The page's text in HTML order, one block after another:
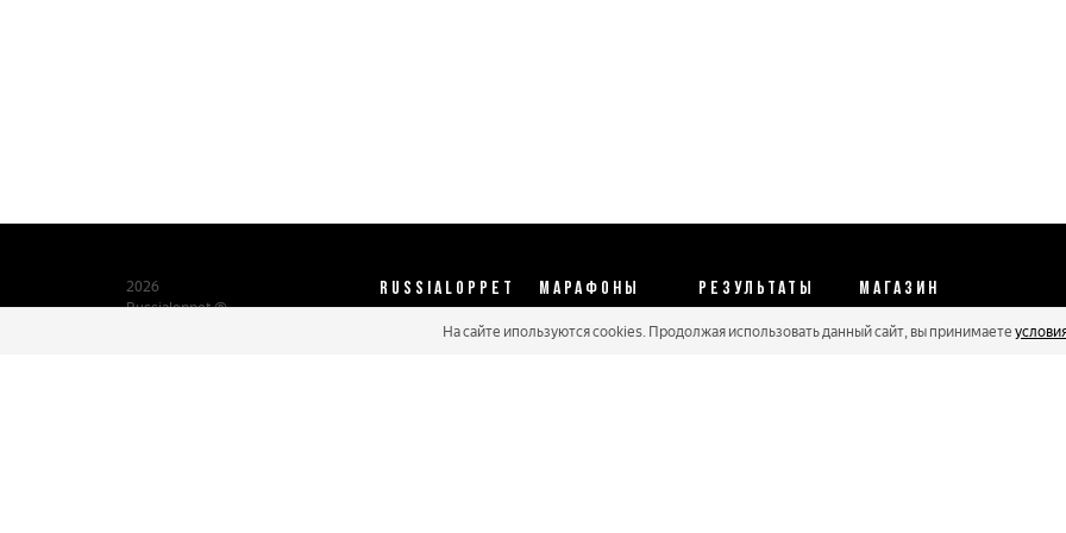
2026
Russialoppet ®
RUSSIALOPPET МАРАФОНЫ РЕЗУЛЬТАТЫ МАГАЗИН
Календарь 2026
Протоколы 2025
Реквизиты
На сайте ипользуются cookies. Продолжая использовать данный сайт, вы принимаете